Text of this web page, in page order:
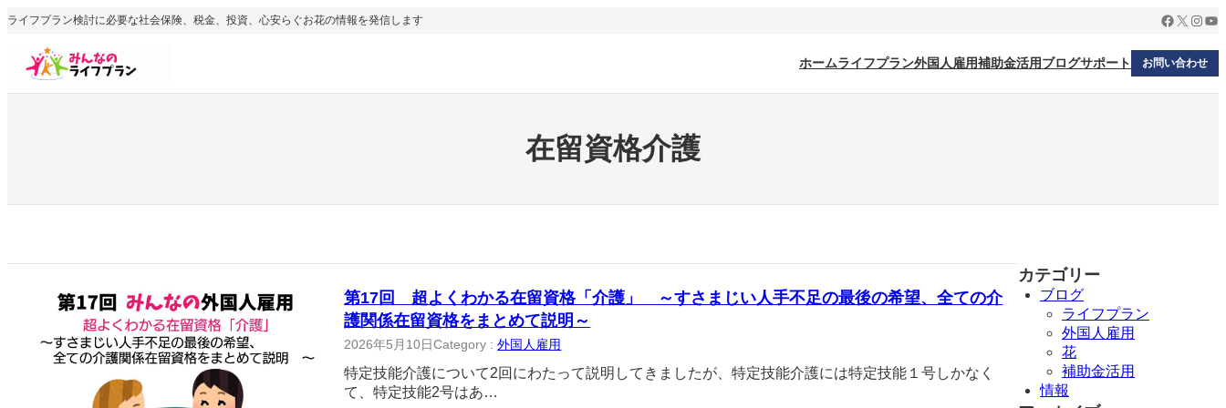
内
キ
ライフプラン検討に必要な社会保険、税金、投資、心安らぐお花の情報を発信します Facebook
X
ホームライフプラン外国人雇用補助金活用ブログサポート お問い合わせ
在留資格介護
第17回 超よくわかる在留資格「介護」 ～すさまじい人手不足の最後の希望、全ての介
護関係在留資格をまとめて説明～
2026年5月10日Category :外国人雇用
特定技能介護について2回にわたって説明してきましたが、特定技能介護には特定技能１号しかなく
て、特定技能2号はあ…
カテゴリー
ブログ
ライフプラン
外国人雇用
花
補助金活用
情報